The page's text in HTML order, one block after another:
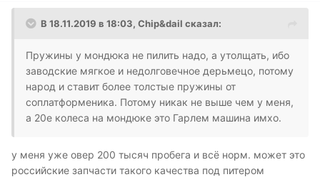
В 18.11.2019 в 18:03, Chip&dail сказал:
Пружины у мондюка не пилить надо, а утолщать, ибо
заводские мягкое и недолговечное дерьмецо, потому
народ и ставит более толстые пружины от
соплатформеника. Потому никак не выше чем у меня,
а 20е колеса на мондюке это Гарлем машина имхо.
у меня уже овер 200 тысяч пробега и всё норм. может это
российские запчасти такого качества под питером